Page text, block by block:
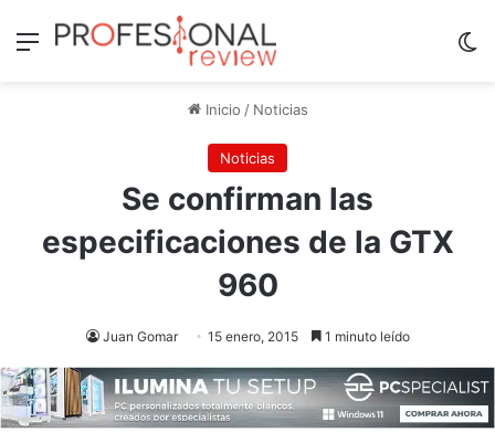
Menú
Inicio / Noticias
Noticias
Se confirman las
especificaciones de la GTX
960
Juan Gomar 15 enero, 2015 1 minuto leído